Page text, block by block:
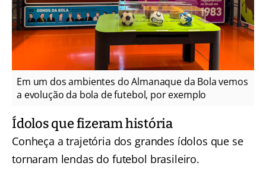
Em um dos ambientes do Almanaque da Bola vemos
a evolução da bola de futebol, por exemplo
Ídolos que fizeram história
Conheça a trajetória dos grandes ídolos que se
tornaram lendas do futebol brasileiro.